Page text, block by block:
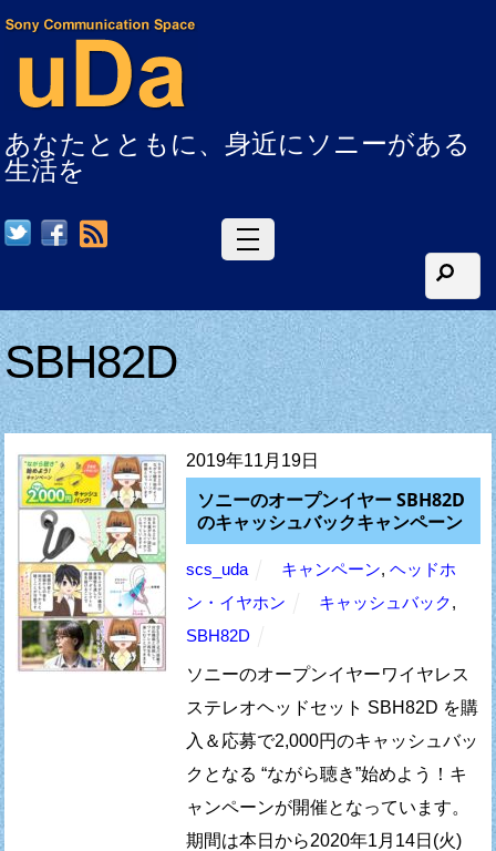
あなたとともに、身近にソニーがある
生活を
SBH82D
2019年11月19日
ソニーのオープンイヤー SBH82D
のキャッシュバックキャンペーン
scs_uda キャンペーン, ヘッドホ
ン・イヤホン
キャッシュバック,
SBH82D
ソニーのオープンイヤーワイヤレス
ステレオヘッドセット SBH82D を購
入＆応募で2,000円のキャッシュバッ
クとなる “ながら聴き”始めよう！キ
ャンペーンが開催となっています。
期間は本日から2020年1月14日(火)